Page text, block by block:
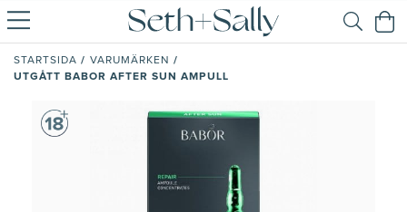
STARTSIDA / VARUMÄRKEN /
UTGÅTT BABOR AFTER SUN AMPULL